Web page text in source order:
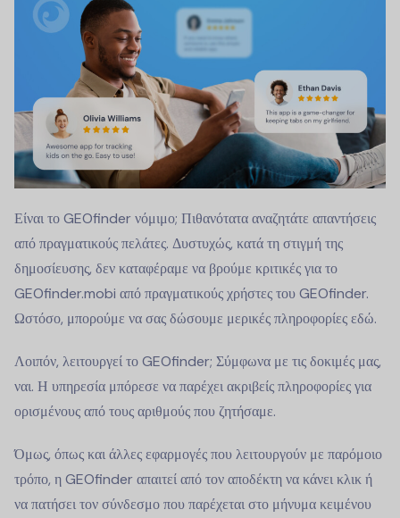
Είναι το GEOfinder νόμιμο; Πιθανότατα αναζητάτε απαντήσεις
από πραγματικούς πελάτες. Δυστυχώς, κατά τη στιγμή της
δημοσίευσης, δεν καταφέραμε να βρούμε κριτικές για το
GEOfinder.mobi από πραγματικούς χρήστες του GEOfinder.
Ωστόσο, μπορούμε να σας δώσουμε μερικές πληροφορίες εδώ.
Λοιπόν, λειτουργεί το GEOfinder; Σύμφωνα με τις δοκιμές μας,
ναι. Η υπηρεσία μπόρεσε να παρέχει ακριβείς πληροφορίες για
ορισμένους από τους αριθμούς που ζητήσαμε.
Όμως, όπως και άλλες εφαρμογές που λειτουργούν με παρόμοιο
τρόπο, η GEOfinder απαιτεί από τον αποδέκτη να κάνει κλικ ή
να πατήσει τον σύνδεσμο που παρέχεται στο μήνυμα κειμένου